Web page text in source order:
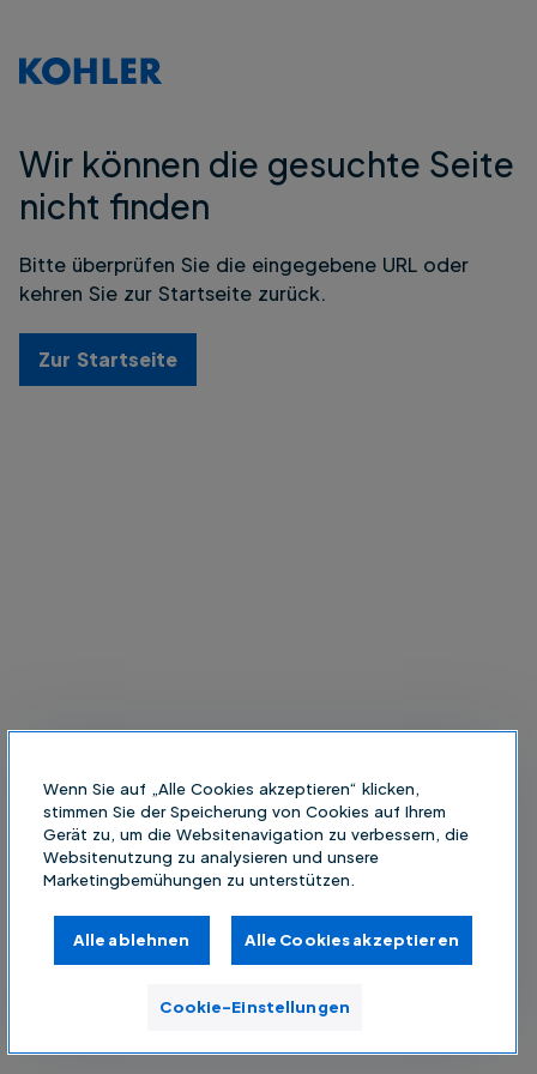
Wir können die gesuchte Seite
nicht finden
Bitte überprüfen Sie die eingegebene URL oder
kehren Sie zur Startseite zurück.
Zur Startseite
Wenn Sie auf „Alle Cookies akzeptieren“ klicken,
stimmen Sie der Speicherung von Cookies auf Ihrem
Gerät zu, um die Websitenavigation zu verbessern, die
Websitenutzung zu analysieren und unsere
Marketingbemühungen zu unterstützen.
Alle ablehnen Alle Cookies akzeptieren
Cookie-Einstellungen